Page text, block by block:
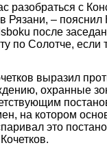
разобраться с
Рязани, – пояснил
после
по Солотче, если
выразил
охранные
на котором
это